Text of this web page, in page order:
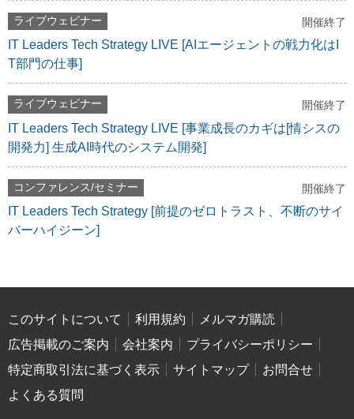
ライブウェビナー 開催終了
IT Leaders Tech Strategy LIVE [AIエージェントの戦力化はI
T部門の仕事]
ライブウェビナー 開催終了
IT Leaders Tech Strategy LIVE [事業成長のカギは[情シスの
開発力] 生成AI時代のシステム開発]
コンファレンス/セミナー 開催終了
IT Leaders Tech Strategy [前提のゼロトラスト、不断のサイ
バーハイジーン]
このサイトについて 利用規約
メルマガ購読
広告掲載のご案内
会社案内
プライバシーポリシー
特定商取引法に基づく表示
サイトマップ
お問合せ
よくある質問